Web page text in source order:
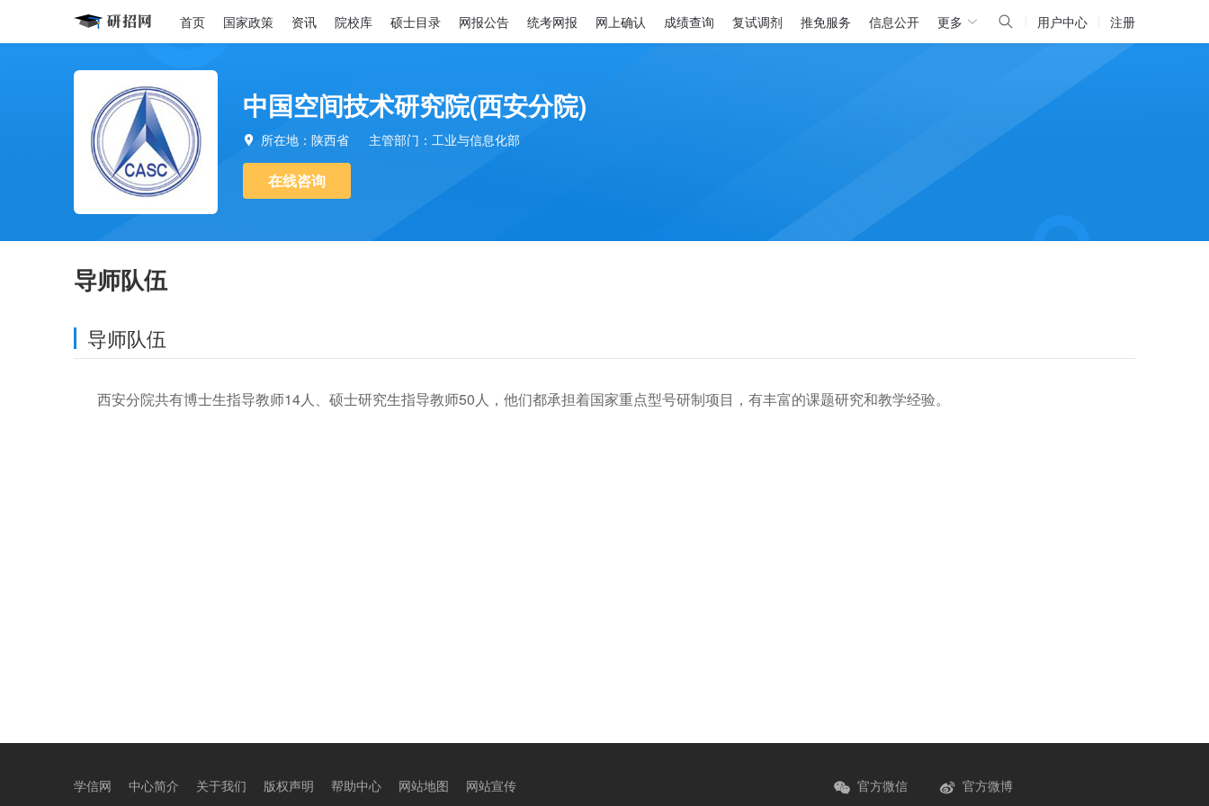
首页 国家政策 资讯 院校库 硕士目录 网报公告 统考网报 网上确认 成绩查询 复试调剂 推免服务 信息公开 更多 用户中心 注册
中国空间技术研究院(西安分院)
 所在地：陕西省 主管部门：工业与信息化部
在线咨询
导师队伍
导师队伍
西安分院共有博士生指导教师14人、硕士研究生指导教师50人，他们都承担着国家重点型号研制项目，有丰富的课题研究和教学经验。
学信网 中心简介 关于我们 版权声明 帮助中心 网站地图 网站宣传 官方微信 官方微博